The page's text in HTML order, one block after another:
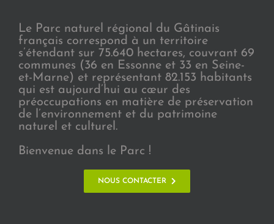
Le Parc naturel régional du Gâtinais
français correspond à un territoire
s’étendant sur 75.640 hectares, couvrant 69
communes (36 en Essonne et 33 en Seine-
et-Marne) et représentant 82.153 habitants
qui est aujourd’hui au cœur des
préoccupations en matière de préservation
de l’environnement et du patrimoine
naturel et culturel.
Bienvenue dans le Parc !
NOUS CONTACTER